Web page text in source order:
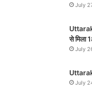
July
से मिला
July
July